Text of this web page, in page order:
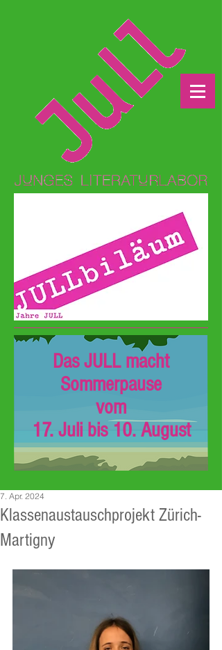
Das JULL macht
Sommerpause
vom
17. Juli bis 10. August
Klassenaustauschprojekt Zürich-
Martigny
7. Apr. 2024